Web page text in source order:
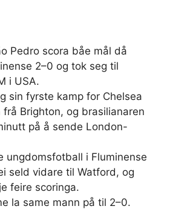
Pedro scora båe mål då
2–0 og tok seg til
i USA.
sin fyrste kamp for Chelsea
Brighton, og brasilianaren
på å sende London-
ungdomsfotball i Fluminense
seld vidare til Watford, og
feire scoringa.
la same mann på til 2–0.